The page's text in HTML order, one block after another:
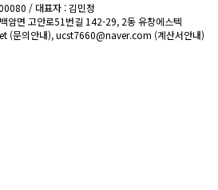
/ 대표자 : 김민정
암면 고안로51번길 142-29, 2동 유창에스텍
(문의안내), ucst7660@naver.com (계산서안내)